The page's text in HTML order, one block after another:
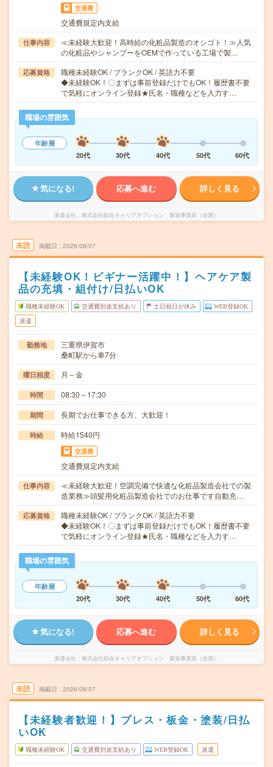
交通費
交通費規定内支給
仕事内容
≪未経験大歓迎！高時給の化粧品製造のオシゴト！≫人気
の化粧品やシャンプーをOEMで作っている工場で製…
応募資格
職種未経験OK / ブランクOK / 英語力不要
◆未経験OK！〇まずは事前登録だけでもOK！履歴書不要
で気軽にオンライン登録★氏名・職種などを入力す…
職場の雰囲気
年齢層
20代
30代 40代 50代 60代
気になる! 応募へ進む 詳しく見る
派遣会社 株式会社綜合キャリアオプション 製造事業部（全国）
未読 掲載日 2026/08/07
【未経験OK！ビギナー活躍中！】ヘアケア製
品の充填・組付け/日払いOK
職種未経験OK 交通費別途支給あり 土日祝日が休み WEB登録OK
派遣
勤務地
三重県伊賀市
桑町駅から車7分
曜日頻度 月～金
時間 08:30～17:30
期間 長期でお仕事できる方、大歓迎！
時給 時給1540円
交通費
交通費規定内支給
仕事内容
≪未経験大歓迎！空調完備で快適な化粧品製造会社での製
造業務≫頭髪用化粧品製造会社でのお仕事です自動充…
応募資格
職種未経験OK / ブランクOK / 英語力不要
◆未経験OK！〇まずは事前登録だけでもOK！履歴書不要
で気軽にオンライン登録★氏名・職種などを入力す…
職場の雰囲気
年齢層
20代
30代 40代 50代 60代
気になる! 応募へ進む 詳しく見る
派遣会社 株式会社綜合キャリアオプション 製造事業部（全国）
未読 掲載日 2026/08/07
【未経験者歓迎！】プレス・板金・塗装/日払
いOK
職種未経験OK 交通費別途支給あり WEB登録OK 派遣